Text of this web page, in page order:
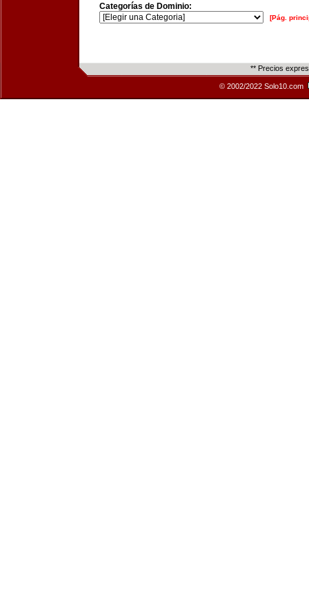
Categorías de Dominio:
[Pág.
** Precios
© 2002/2022 Solo10.com